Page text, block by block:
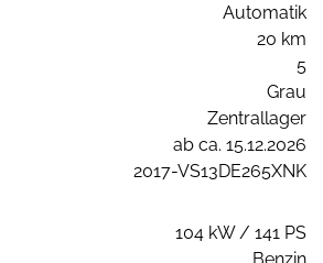
Automatik
20 km
5
Grau
Zentrallager
ab ca. 15.12.2026
2017-VS13DE265XNK
104 kW / 141 PS